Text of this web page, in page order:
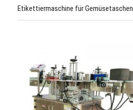
Etikettiermaschine für Gemüsetaschen